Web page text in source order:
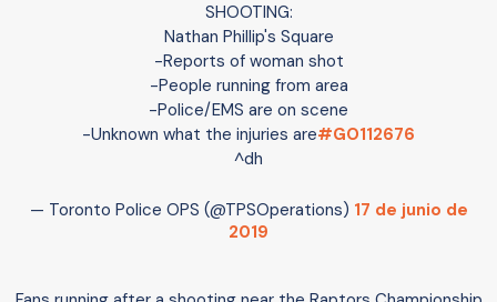
SHOOTING:
Nathan Phillip's Square
-Reports of woman shot
-People running from area
-Police/EMS are on scene
-Unknown what the injuries are#GO112676
^dh
— Toronto Police OPS (@TPSOperations) 17 de junio de
2019